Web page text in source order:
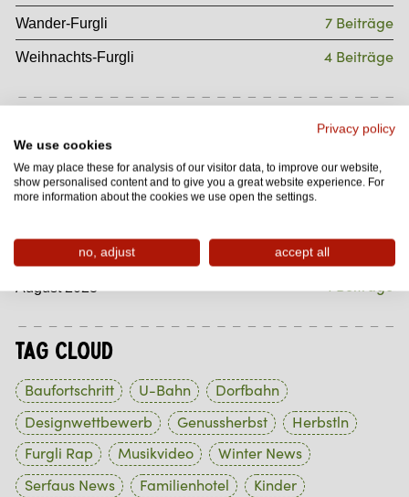
Wander-Furgli 7 Beiträge
Weihnachts-Furgli 4 Beiträge
Dezember 2023
November 2023 1 Beiträge
September 2023 1 Beiträge
1 Beiträge
Tag Cloud
Baufortschritt U-Bahn
Dorfbahn
Designwettbewerb
Genussherbst
Herbstln
Furgli Rap
Musikvideo
Winter News
Serfaus News
Familienhotel
Kinder
Privacy policy
We use cookies
We may place these for analysis of our visitor data, to improve our website,
show personalised content and to give you a great website experience. For
more information about the cookies we use open the settings.
no, adjust accept all